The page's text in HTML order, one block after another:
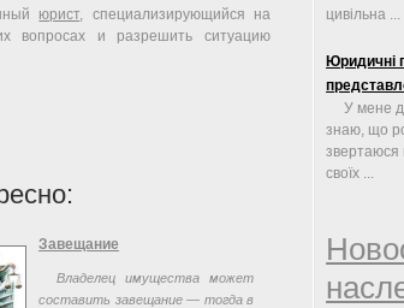
юрист, специализирующийся на
вопросах и разрешить ситуацию
Завещание
Владелец имущества может
составить завещание — тогда в
цивільна ...
Юридичні
У мене
знаю, що
своїх ...